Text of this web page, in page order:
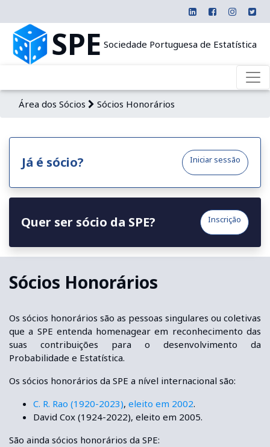
SPE Sociedade Portuguesa de Estatística
Área dos Sócios Sócios Honorários
Já é sócio? Iniciar sessão
Quer ser sócio da SPE? Inscrição
Sócios Honorários
Os sócios honorários são as pessoas singulares ou coletivas
que a SPE entenda homenagear em reconhecimento das
suas contribuições para o desenvolvimento da
Probabilidade e Estatística.
Os sócios honorários da SPE a nível internacional são:
C. R. Rao (1920-2023), eleito em 2002.
David Cox (1924-2022), eleito em 2005.
São ainda sócios honorários da SPE: